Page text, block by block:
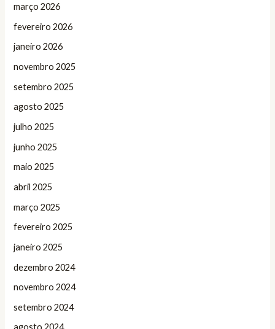
março 2026
fevereiro 2026
janeiro 2026
novembro 2025
setembro 2025
agosto 2025
julho 2025
junho 2025
maio 2025
abril 2025
março 2025
fevereiro 2025
janeiro 2025
dezembro 2024
novembro 2024
setembro 2024